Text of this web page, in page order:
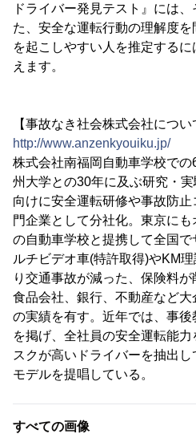
ドライバー発見テスト』には
た、安全な運転行動の理解度
を起こしやすい人を推定する
えます。
【事故なき社会株式会社につい
http://www.anzenkyouiku.jp/
株式会社南福岡自動車学校で
州大学との30年に及ぶ研究・
向けに安全運転研修や事故防
門企業として分社化。東京に
の自動車学校と提携して全国
ルチビデオ車(特許取得)やKM
り交通事故が減った、保険料が
食品会社、銀行、不動産など
の実績を有す。近年では、事
を掲げ、全社員の安全運転能
スクが高いドライバーを抽出
モデルを提唱している。
すべての画像